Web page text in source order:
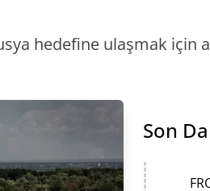
hedefine ulaşmak için
Son